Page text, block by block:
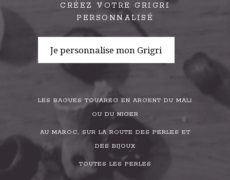
CRÉEZ VOTRE GRIGRI
PERSONNALISÉ
Je personnalise mon Grigri
LES BAGUES TOUAREG EN ARGENT DU MALI
OU DU NIGER
AU MAROC, SUR LA ROUTE DES PERLES ET
DES BIJOUX
TOUTES LES PERLES